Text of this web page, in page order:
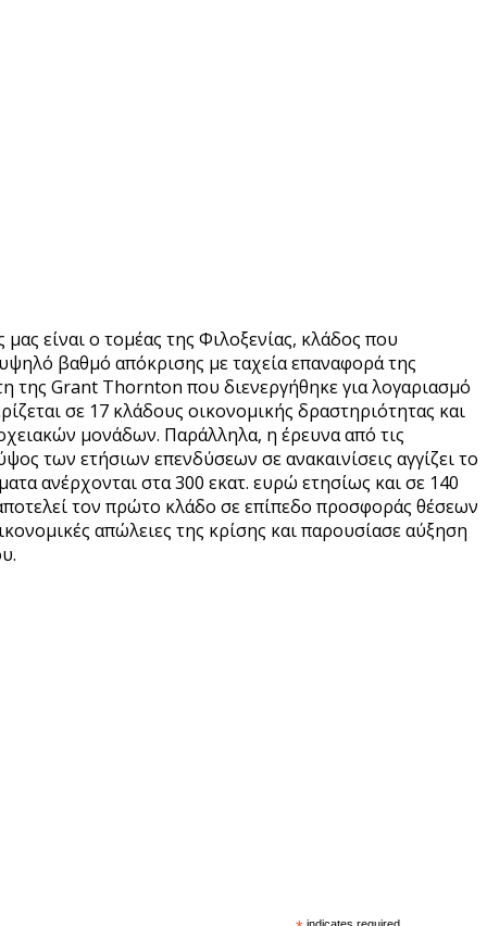
είναι ο τομέας της Φιλοξενίας, κλάδος που
βαθμό απόκρισης με ταχεία επαναφορά της
της Grant Thornton που διενεργήθηκε για λογαριασμό
σε 17 κλάδους οικονομικής δραστηριότητας και
μονάδων. Παράλληλα, η έρευνα από τις
των ετήσιων επενδύσεων σε ανακαινίσεις αγγίζει το
ανέρχονται στα 300 εκατ. ευρώ ετησίως και σε 140
τον πρώτο κλάδο σε επίπεδο προσφοράς θέσεων
απώλειες της κρίσης και παρουσίασε αύξηση